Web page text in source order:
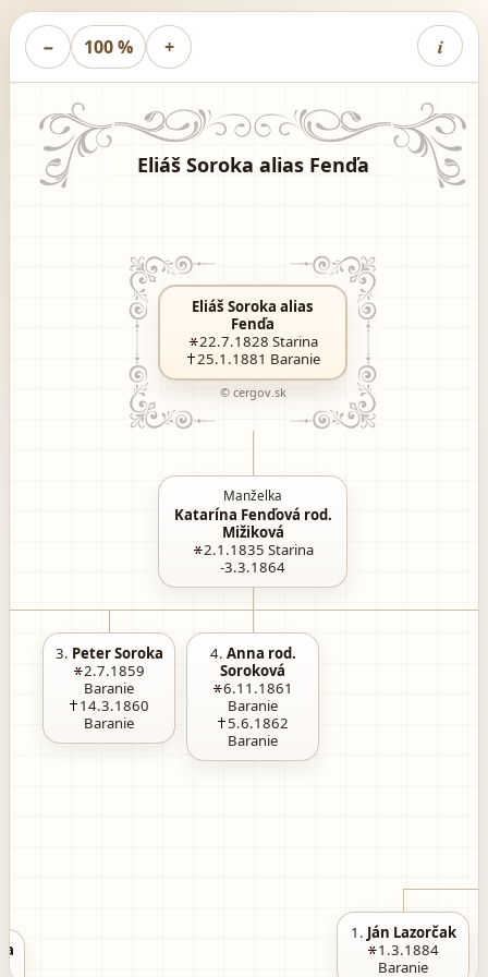
− 100 % + i
Eliáš Soroka alias Fenďa
Eliáš Soroka alias
Fenďa
22.7.1828 Starina
25.1.1881 Baranie
© cergov.sk
Manželka
Katarína Fenďová rod.
Mižiková
2.1.1835 Starina
-3.3.1864
3. Peter Soroka
2.7.1859
Baranie
14.3.1860
Baranie
4. Anna rod.
Soroková
6.11.1861
Baranie
5.6.1862
Baranie
1. Ján Lazorčak
1.3.1884
Baranie